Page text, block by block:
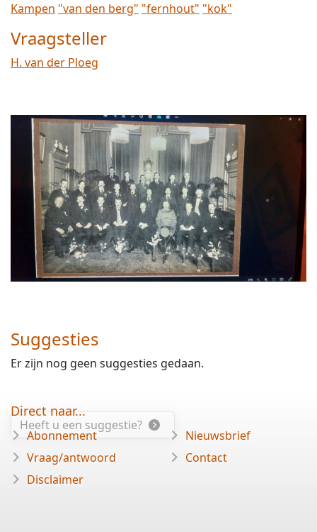
Kampen "van den berg" "fernhout" "kok"
Vraagsteller
H. van der Ploeg
Suggesties
Er zijn nog geen suggesties gedaan.
Heeft u een suggestie?
Direct naar...
Abonnement
Vraag/antwoord
Disclaimer
Nieuwsbrief
Contact